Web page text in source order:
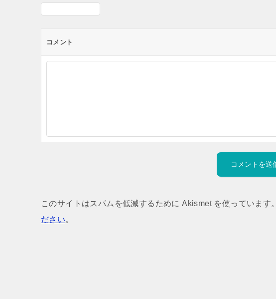
コメント
このサイトはスパムを低減するために Akismet を使っています。
ださい。